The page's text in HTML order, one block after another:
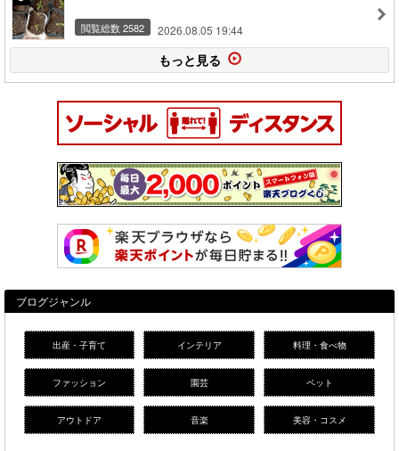
閲覧総数 2582 2026.08.05 19:44
もっと見る
ブログジャンル
出産・子育て インテリア 料理・食べ物
ファッション 園芸 ペット
アウトドア 音楽 美容・コスメ